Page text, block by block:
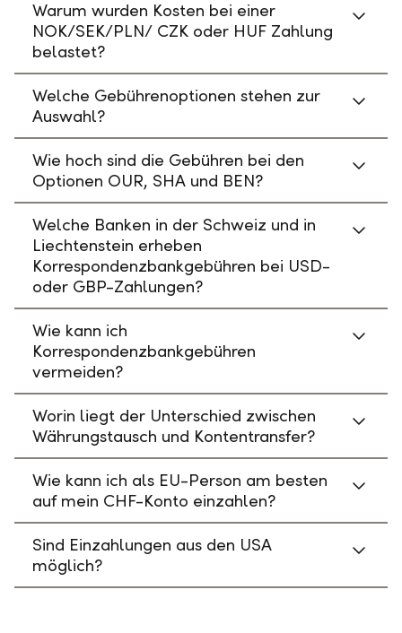
Warum wurden Kosten bei einer
NOK/SEK/PLN/ CZK oder HUF Zahlung
belastet?
Welche Gebührenoptionen stehen zur
Auswahl?
Wie hoch sind die Gebühren bei den
Optionen OUR, SHA und BEN?
Welche Banken in der Schweiz und in
Liechtenstein erheben
Korrespondenzbankgebühren bei USD-
oder GBP-Zahlungen?
Wie kann ich
Korrespondenzbankgebühren
vermeiden?
Worin liegt der Unterschied zwischen
Währungstausch und Kontentransfer?
Wie kann ich als EU-Person am besten
auf mein CHF-Konto einzahlen?
Sind Einzahlungen aus den USA
möglich?